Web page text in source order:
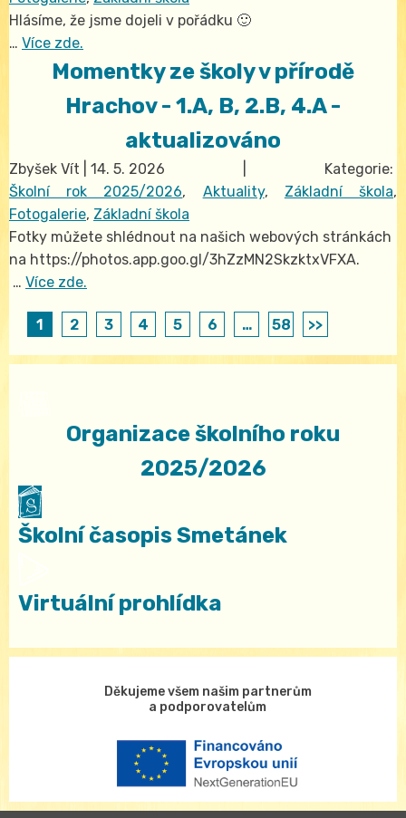
Hlásíme, že jsme dojeli v pořádku 🙂
… Více zde.
Momentky ze školy v přírodě
Hrachov - 1.A, B, 2.B, 4.A -
aktualizováno
Zbyšek Vít 14. 5. 2026 | Kategorie:
Školní rok 2025/2026, Aktuality, Základní škola,
Fotogalerie, Základní škola
Fotky můžete shlédnout na našich webových stránkách
na https://photos.app.goo.gl/3hZzMN2SkzktxVFXA.
… Více zde.
1 2 3 4 5 6 … 58 >>
Organizace školního roku
2025/2026
Školní časopis Smetánek
Virtuální prohlídka
Děkujeme všem našim partnerům
a podporovatelům